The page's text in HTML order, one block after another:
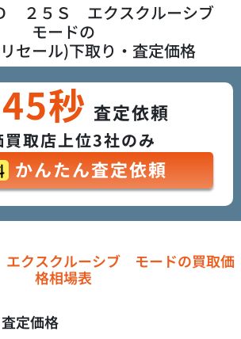
２５Ｓ エクスクルーシブ
モードの
セール)下取り・査定価格
45秒 査定依頼
買取店上位3社のみ
かんたん査定依頼
クスクルーシブ モードの買取価
格相場表
定価格